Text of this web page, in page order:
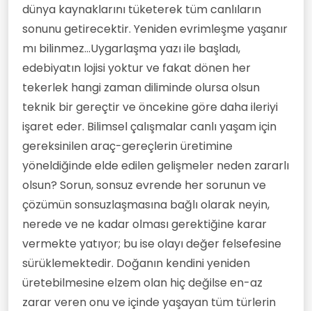
dünya kaynaklarını tüketerek tüm canlıların
sonunu getirecektir. Yeniden evrimleşme yaşanır
mı bilinmez...Uygarlaşma yazı ile başladı,
edebiyatın lojisi yoktur ve fakat dönen her
tekerlek hangi zaman diliminde olursa olsun
teknik bir gereçtir ve öncekine göre daha ileriyi
işaret eder. Bilimsel çalışmalar canlı yaşam için
gereksinilen araç-gereçlerin üretimine
yöneldiğinde elde edilen gelişmeler neden zararlı
olsun? Sorun, sonsuz evrende her sorunun ve
çözümün sonsuzlaşmasına bağlı olarak neyin,
nerede ve ne kadar olması gerektiğine karar
vermekte yatıyor; bu ise olayı değer felsefesine
sürüklemektedir. Doğanın kendini yeniden
üretebilmesine elzem olan hiç değilse en-az
zarar veren onu ve içinde yaşayan tüm türlerin